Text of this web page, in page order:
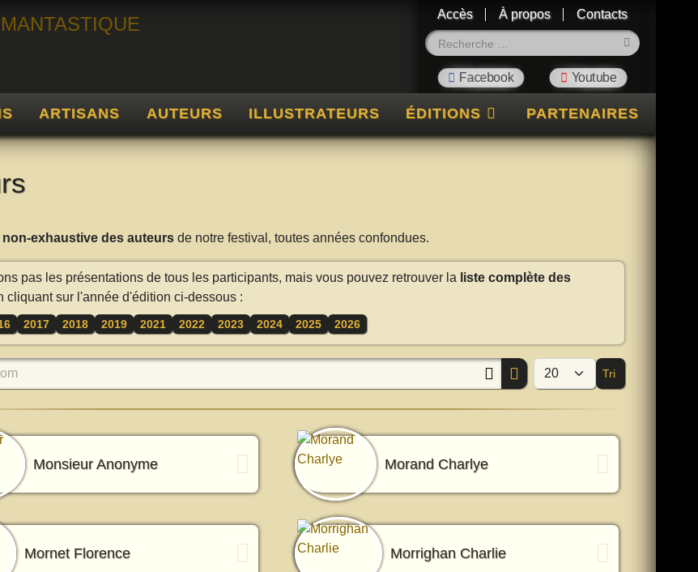
Accès À propos
Contacts
ARTISANS AUTEURS ILLUSTRATEURS ÉDITIONS PARTENAIRES
non-exhaustive des auteursde notre festival, toutes années confondues.
pas les présentations de tous les participants, mais vous pouvez retrouver la liste complète des
cliquant sur l'année d'édition ci-dessous :
2017 2018 2019 2021 2022 2023 2024 2025 2026
Afficher #
Tri
Monsieur Anonyme Morand Charlye
Mornet Florence Morrighan Charlie